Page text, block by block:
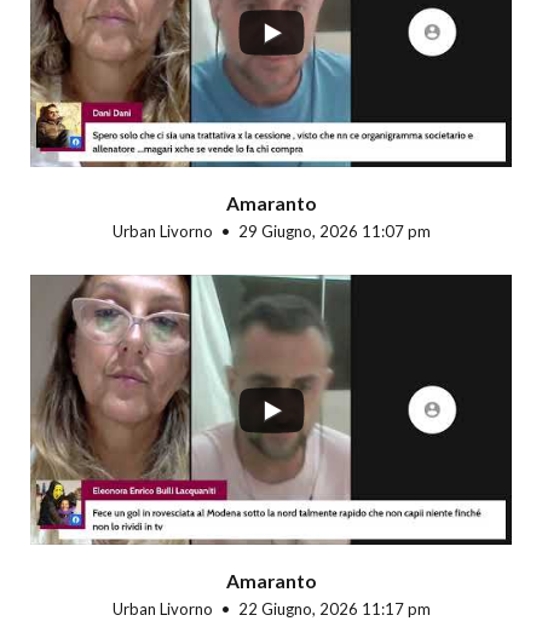
Amaranto
Urban Livorno 29 Giugno, 2026 11:07 pm
Amaranto
Urban Livorno 22 Giugno, 2026 11:17 pm